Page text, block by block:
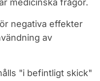
medicinska frågor.
negativa effekter
av
"i befintligt skick"